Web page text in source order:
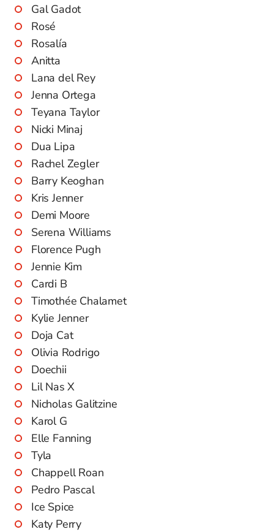
Gal Gadot
Rosé
Rosalía
Anitta
Lana del Rey
Jenna Ortega
Teyana Taylor
Nicki Minaj
Dua Lipa
Rachel Zegler
Barry Keoghan
Kris Jenner
Demi Moore
Serena Williams
Florence Pugh
Jennie Kim
Cardi B
Timothée Chalamet
Kylie Jenner
Doja Cat
Olivia Rodrigo
Doechii
Lil Nas X
Nicholas Galitzine
Karol G
Elle Fanning
Tyla
Chappell Roan
Pedro Pascal
Ice Spice
Katy Perry